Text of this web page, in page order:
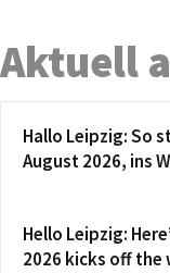
Aktuell
Hallo Leipzig: So
August 2026, ins
Hello Leipzig:
2026 kicks off the